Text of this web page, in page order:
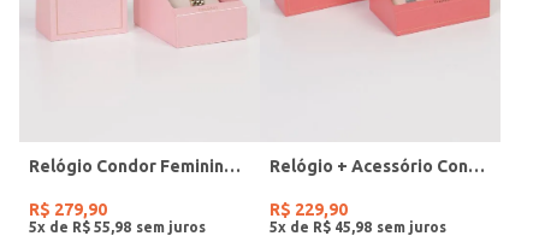
Relógio Condor Feminino DOURADO
R$ 279,90
5x de R$ 55 98
Relógio + Acessório Condor Feminino PRATA
R$ 229,90
5x de R$ 45 98